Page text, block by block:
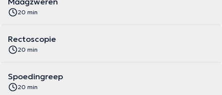
20 min
Rectoscopie
20 min
Spoedingreep
20 min